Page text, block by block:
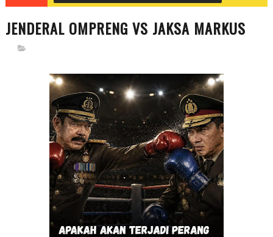
JENDERAL OMPRENG VS JAKSA MARKUS